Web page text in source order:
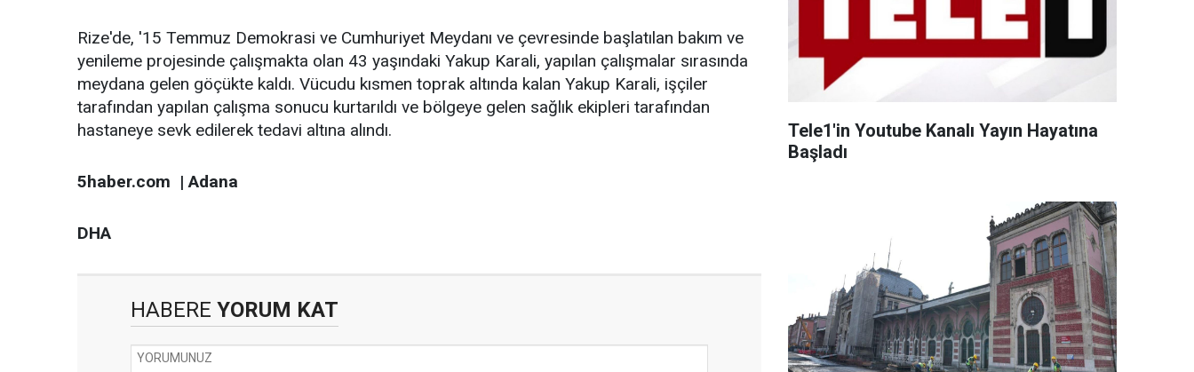
Rize'de, '15 Temmuz Demokrasi ve Cumhuriyet Meydanı ve çevresinde başlatılan bakım ve
yenileme projesinde çalışmakta olan 43 yaşındaki Yakup Karali, yapılan çalışmalar sırasında
meydana gelen göçükte kaldı. Vücudu kısmen toprak altında kalan Yakup Karali, işçiler
tarafından yapılan çalışma sonucu kurtarıldı ve bölgeye gelen sağlık ekipleri tarafından
hastaneye sevk edilerek tedavi altına alındı.
5haber.com | Adana
DHA
HABERE YORUM KAT
Tele1'in Youtube Kanalı Yayın Hayatına
Başladı